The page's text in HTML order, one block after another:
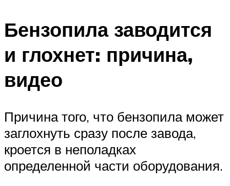
Бензопила заводится
и глохнет: причина,
видео
Причина того, что бензопила может
заглохнуть сразу после завода,
кроется в неполадках
определенной части оборудования.